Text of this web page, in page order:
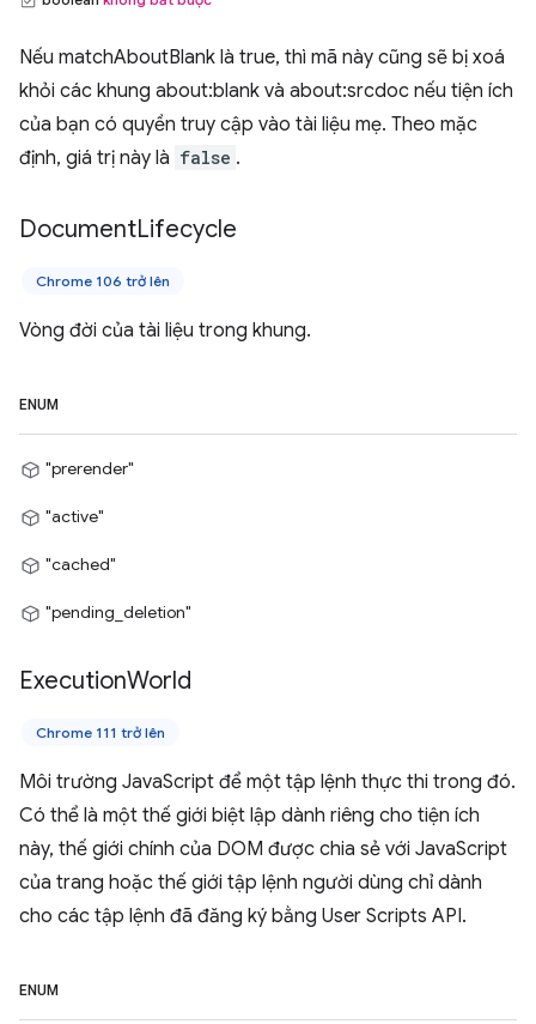
Nếu matchAboutBlank là true, thì mã này cũng sẽ bị xoá
khỏi các khung about:blank và about:srcdoc nếu tiện ích
của bạn có quyền truy cập vào tài liệu mẹ. Theo mặc
định, giá trị này là false .
DocumentLifecycle
Chrome 106 trở lên
Vòng đời của tài liệu trong khung.
ENUM
"prerender"
"active"
"cached"
"pending_deletion"
ExecutionWorld
Chrome 111 trở lên
Môi trường JavaScript để một tập lệnh thực thi trong đó.
Có thể là một thế giới biệt lập dành riêng cho tiện ích
này, thế giới chính của DOM được chia sẻ với JavaScript
của trang hoặc thế giới tập lệnh người dùng chỉ dành
cho các tập lệnh đã đăng ký bằng User Scripts API.
ENUM